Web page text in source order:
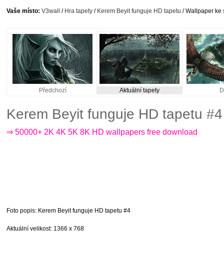
Vaše místo: V3wall / Hra tapety / Kerem Beyit funguje HD tapetu / Wallpaper ke
Předchozí Aktuální tapety
Kerem Beyit funguje HD tapetu
⇒ 50000+ 2K 4K 5K 8K HD wallpapers free download
Foto popis: Kerem Beyit funguje HD tapetu #4
Aktuální velikost: 1366 x 768